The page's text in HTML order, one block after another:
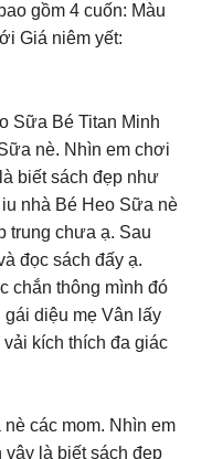
gồm 4 cuốn: Màu
Giá niêm yết:
Sữa Bé Titan Minh
nè. Nhìn em chơi
biết sách đẹp như
nhà Bé Heo Sữa nè
trung chưa ạ. Sau
đọc sách đấy ạ.
chắn thông mình đó
diệu mẹ Vân lấy
kích thích đa giác
các mom. Nhìn em
là biết sách đẹp